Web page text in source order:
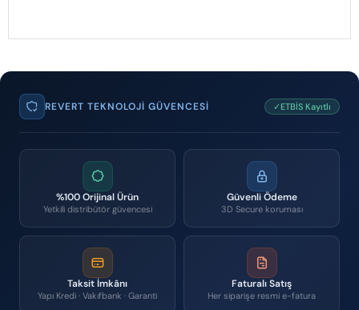
REVERT TEKNOLOJI GÜVENCESI ✓ETBİS Kayıtlı
%100 Orijinal Ürün
Yetkili distribütör güvencesi
Güvenli Ödeme
3D Secure koruması
Taksit İmkânı
Yapı Kredi · Vakıfbank · Garanti
Faturalı Satış
Her siparişe resmi e-fatura